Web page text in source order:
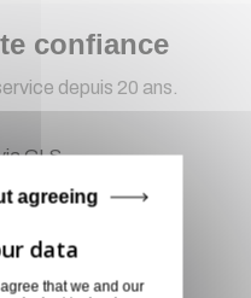
confiance
depuis 20 ans.
GLS
ou
vous ou
that we and our
agreeing